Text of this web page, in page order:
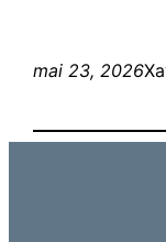
mai 23, 2026